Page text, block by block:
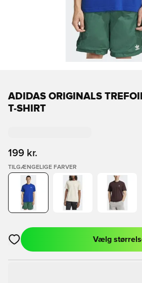
ADIDAS ORIGINALS
T-SHIRT
199 kr.
TILGÆNGELIGE FARVER
Åbner en Modal til at logge ind eller
Vælg